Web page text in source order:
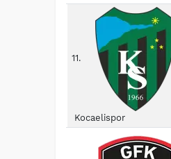
11.
Kocaelispor